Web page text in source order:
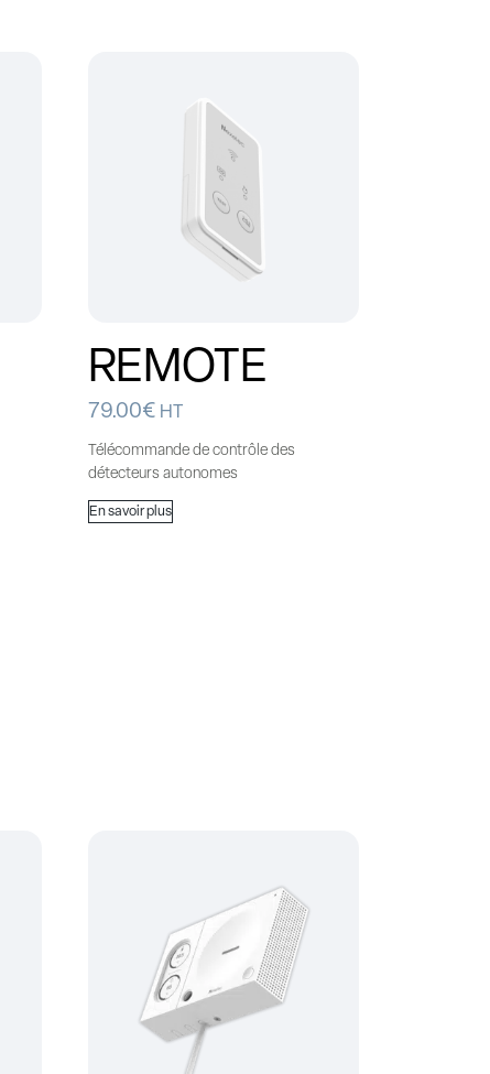
REMOTE
79.00€ HT
Télécommande de contrôle des
détecteurs autonomes
En savoir plus